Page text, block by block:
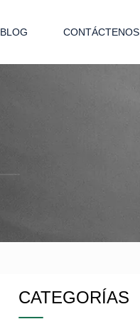
BLOG CONTÁCTENOS
CATEGORÍAS